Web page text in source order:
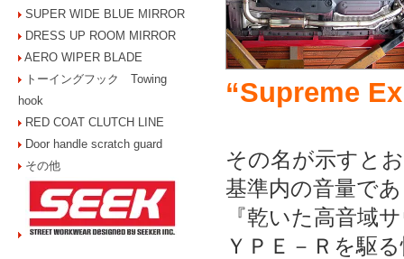
SUPER WIDE BLUE MIRROR
DRESS UP ROOM MIRROR
AERO WIPER BLADE
トーイングフック Towing
hook
RED COAT CLUTCH LINE
Door handle scratch guard
その他
“Supreme
その名が示すと
基準内の音量で
『乾いた高音域
ＹＰＥ－Ｒを駆